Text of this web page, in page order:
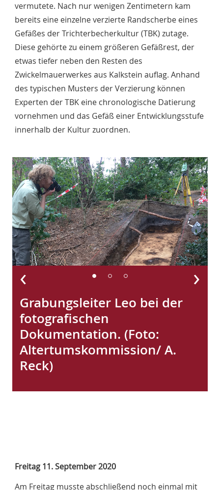
vermutete. Nach nur wenigen Zentimetern kam
bereits eine einzelne verzierte Randscherbe eines
Gefäßes der Trichterbecherkultur (TBK) zutage.
Diese gehörte zu einem größeren Gefäßrest, der
etwas tiefer neben den Resten des
Zwickelmauerwerkes aus Kalkstein auflag. Anhand
des typischen Musters der Verzierung können
Experten der TBK eine chronologische Datierung
vornehmen und das Gefäß einer Entwicklungsstufe
innerhalb der Kultur zuordnen.
Grabungsleiter Leo bei der
fotografischen
Dokumentation. (Foto:
Altertumskommission/ A.
Reck)
‹ ›
Freitag 11. September 2020
Am Freitag musste abschließend noch einmal mit